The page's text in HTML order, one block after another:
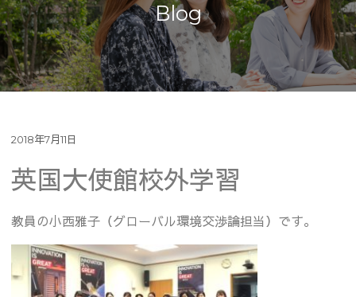
Blog
2018年7月11日
英国大使館校外学習
教員の小西雅子（グローバル環境交渉論担当）です。